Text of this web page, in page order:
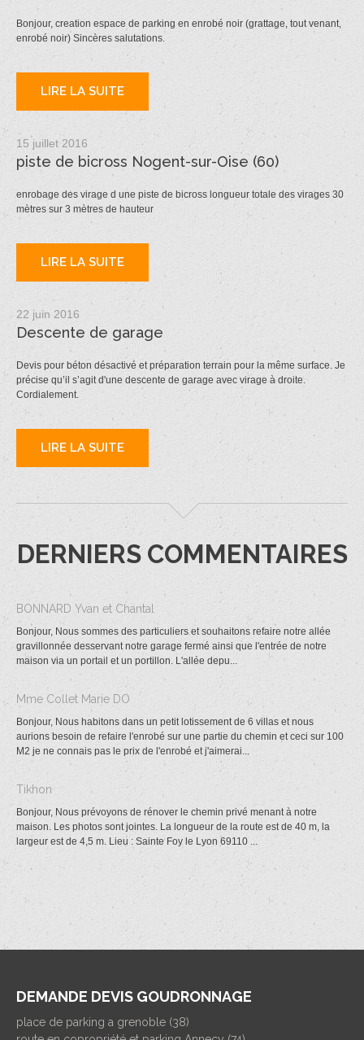
Bonjour, creation espace de parking en enrobé noir (grattage, tout venant,
enrobé noir) Sincères salutations.
LIRE LA SUITE
15 juillet 2016
piste de bicross Nogent-sur-Oise (60)
enrobage des virage d une piste de bicross longueur totale des virages 30
mètres sur 3 mètres de hauteur
LIRE LA SUITE
22 juin 2016
Descente de garage
Devis pour béton désactivé et préparation terrain pour la même surface. Je
précise qu’il s’agit d'une descente de garage avec virage à droite.
Cordialement.
LIRE LA SUITE
DERNIERS COMMENTAIRES
BONNARD Yvan et Chantal
Bonjour, Nous sommes des particuliers et souhaitons refaire notre allée
gravillonnée desservant notre garage fermé ainsi que l'entrée de notre
maison via un portail et un portillon. L'allée depu...
Mme Collet Marie DO
Bonjour, Nous habitons dans un petit lotissement de 6 villas et nous
aurions besoin de refaire l'enrobé sur une partie du chemin et ceci sur 100
M2 je ne connais pas le prix de l'enrobé et j'aimerai...
Tikhon
Bonjour, Nous prévoyons de rénover le chemin privé menant à notre
maison. Les photos sont jointes. La longueur de la route est de 40 m, la
largeur est de 4,5 m. Lieu : Sainte Foy le Lyon 69110 ...
DEMANDE DEVIS GOUDRONNAGE
place de parking a grenoble (38)